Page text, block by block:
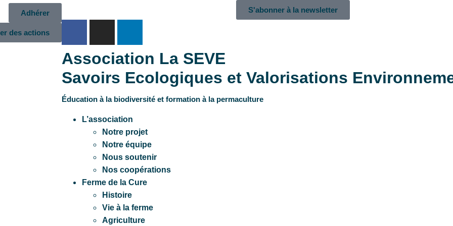
Adhérer
des actions
S'abonner à la newsletter
Association La SEVE
Savoirs Ecologiques et Valorisations
Éducation à la biodiversité et formation à la permaculture
L’association
Notre projet
Notre équipe
Nous soutenir
Nos coopérations
Ferme de la Cure
Histoire
Vie à la ferme
Agriculture